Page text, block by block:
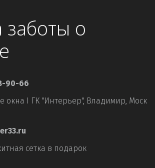
заботы о
90-66
окна I ГК "Интерьер", Владимир, Моск
сетка в подарок